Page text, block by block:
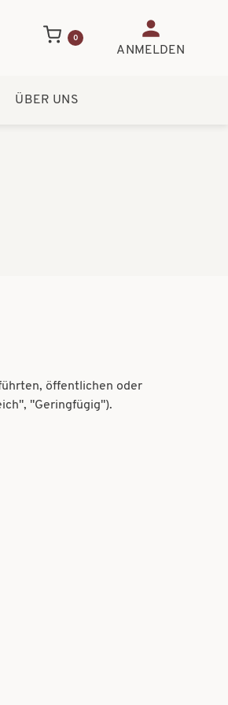
0
ANMELDEN
ÜBER UNS
öffentlichen oder
"Geringfügig").